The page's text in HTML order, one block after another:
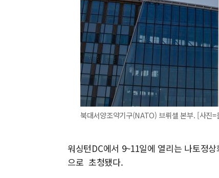
북대서양조약기구(NATO) 브뤼셀 본부. [사진=
워싱턴DC에서 9~11일에 열리는 나토정
으로 초청됐다.